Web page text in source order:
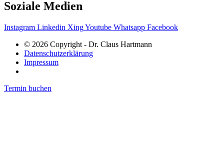
Soziale Medien
Instagram Linkedin XingYoutube Whatsapp Facebook
© 2026 Copyright - Dr. Claus Hartmann
Datenschutzerklärung
Impressum
Termin buchen